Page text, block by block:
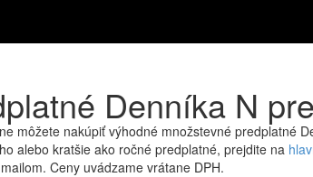
Denníka N
môžete nakúpiť výhodné množstevné predplatné
alebo kratšie ako ročné predplatné, prejdite na
Ceny uvádzame vrátane DPH.